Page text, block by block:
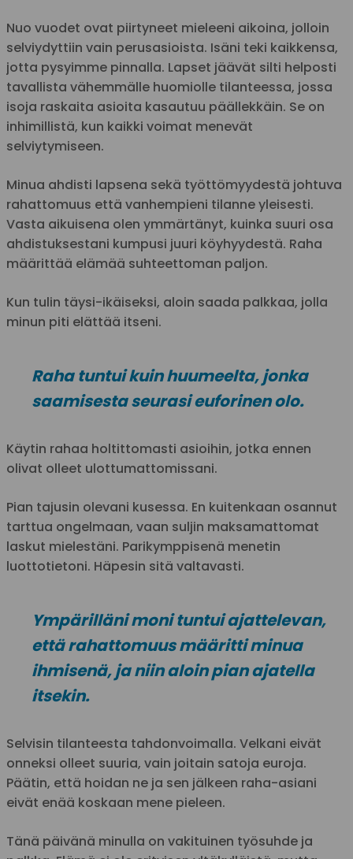
Nuo vuodet ovat piirtyneet mieleeni aikoina, jolloin
selviydyttiin vain perusasioista. Isäni teki kaikkensa,
jotta pysyimme pinnalla. Lapset jäävät silti helposti
tavallista vähemmälle huomiolle tilanteessa, jossa
isoja raskaita asioita kasautuu päällekkäin. Se on
inhimillistä, kun kaikki voimat menevät
selviytymiseen.
Minua ahdisti lapsena sekä työttömyydestä johtuva
rahattomuus että vanhempieni tilanne yleisesti.
Vasta aikuisena olen ymmärtänyt, kuinka suuri osa
ahdistuksestani kumpusi juuri köyhyydestä. Raha
määrittää elämää suhteettoman paljon.
Kun tulin täysi-ikäiseksi, aloin saada palkkaa, jolla
minun piti elättää itseni.
Raha tuntui kuin huumeelta, jonka
saamisesta seurasi euforinen olo.
Käytin rahaa holtittomasti asioihin, jotka ennen
olivat olleet ulottumattomissani.
Pian tajusin olevani kusessa. En kuitenkaan osannut
tarttua ongelmaan, vaan suljin maksamattomat
laskut mielestäni. Parikymppisenä menetin
luottotietoni. Häpesin sitä valtavasti.
Ympärilläni moni tuntui ajattelevan,
että rahattomuus määritti minua
ihmisenä, ja niin aloin pian ajatella
itsekin.
Selvisin tilanteesta tahdonvoimalla. Velkani eivät
onneksi olleet suuria, vain joitain satoja euroja.
Päätin, että hoidan ne ja sen jälkeen raha-asiani
eivät enää koskaan mene pieleen.
Tänä päivänä minulla on vakituinen työsuhde ja